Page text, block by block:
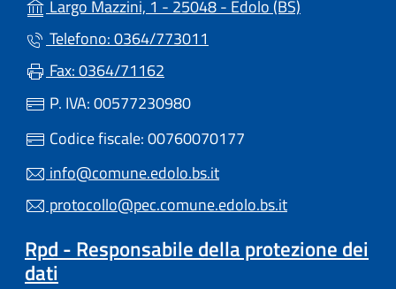
Largo Mazzini, 1 - 25048 - Edolo (BS)
Telefono: 0364/773011
Fax: 0364/71162
P. IVA: 00577230980
Codice fiscale: 00760070177
info@comune.edolo.bs.it
protocollo@pec.comune.edolo.bs.it
Rpd - Responsabile della protezione dei
dati